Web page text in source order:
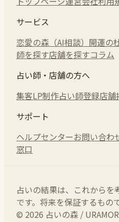
サービス
恋愛の森（AI相談） 開運の
師を探す店舗を探すコラム
占い師・店舗の方へ
集客LP制作占い師登録店舗
サポート
ヘルプセンターお問い合わ
窓口
占いの結果は、これからを
です。将来を保証するもの
© 2026 占いの森 /